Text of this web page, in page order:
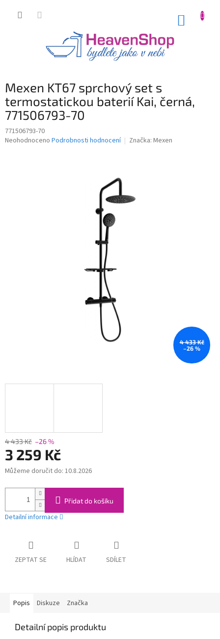
Mexen KT67 sprchový set s
termostatickou baterií Kai, černá,
771506793-70
771506793-70
Průměrné
Neohodnoceno Podrobnosti hodnocení Značka: Mexen
4 433 Kč
–26 %
4 433 Kč –26 %
3 259 Kč
Měrná
Můžeme doručit do: 10.8.2026
Přidat do košíku
Detailní informace
ZEPTAT SE HLÍDAT SDÍLET
Popis Diskuze Značka
Detailní popis produktu